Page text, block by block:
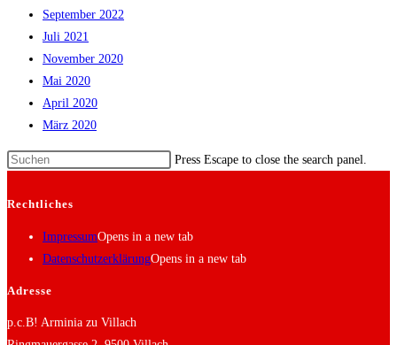
September 2022
Juli 2021
November 2020
Mai 2020
April 2020
März 2020
Press Escape to close the search panel.
Rechtliches
ImpressumOpens in a new tab
DatenschutzerklärungOpens in a new tab
Adresse
p.c.B! Arminia zu Villach